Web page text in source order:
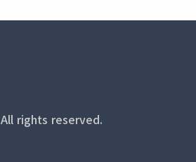
All rights reserved.